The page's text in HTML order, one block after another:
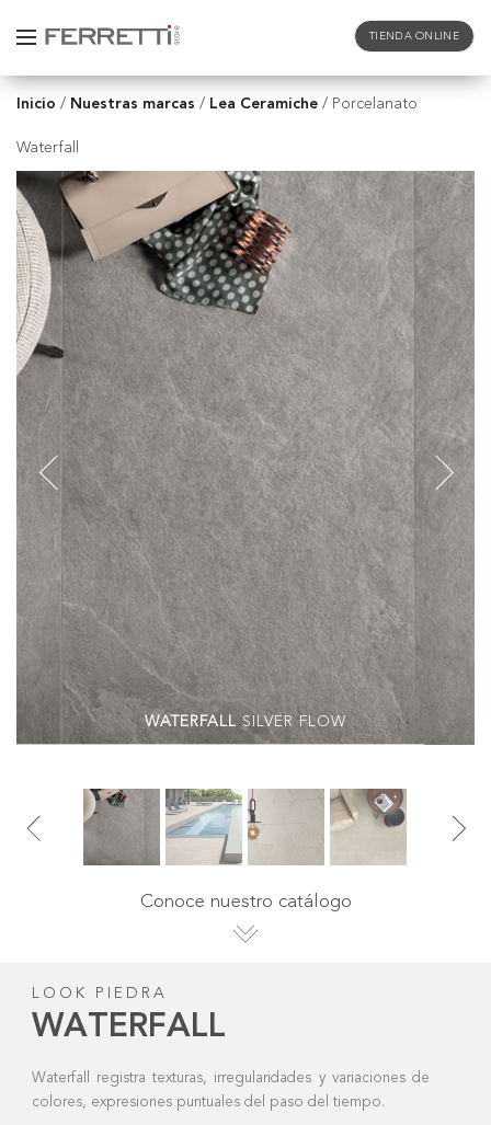
TIENDA ONLINE
Inicio / Nuestras marcas / Lea Ceramiche / Porcelanato
Waterfall
WATERFALL SILVER FLOW
Conoce nuestro catálogo
LOOK PIEDRA
WATERFALL
Waterfall registra texturas, irregularidades y variaciones de
colores, expresiones puntuales del paso del tiempo.